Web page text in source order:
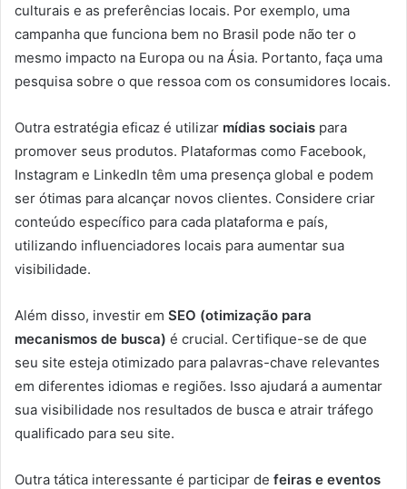
culturais e as preferências locais. Por exemplo, uma
campanha que funciona bem no Brasil pode não ter o
mesmo impacto na Europa ou na Ásia. Portanto, faça uma
pesquisa sobre o que ressoa com os consumidores locais.
Outra estratégia eficaz é utilizar mídias sociais para
promover seus produtos. Plataformas como Facebook,
Instagram e LinkedIn têm uma presença global e podem
ser ótimas para alcançar novos clientes. Considere criar
conteúdo específico para cada plataforma e país,
utilizando influenciadores locais para aumentar sua
visibilidade.
Além disso, investir em SEO (otimização para
mecanismos de busca) é crucial. Certifique-se de que
seu site esteja otimizado para palavras-chave relevantes
em diferentes idiomas e regiões. Isso ajudará a aumentar
sua visibilidade nos resultados de busca e atrair tráfego
qualificado para seu site.
Outra tática interessante é participar de feiras e eventos